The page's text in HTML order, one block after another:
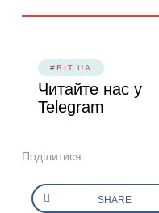
#BIT.UA
Читайте нас у
Telegram
Поділитися:
SHARE